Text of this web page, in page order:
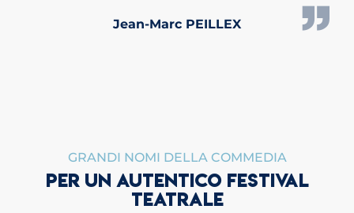
Jean-Marc PEILLEX
GRANDI NOMI DELLA COMMEDIA
PER UN AUTENTICO FESTIVAL
TEATRALE